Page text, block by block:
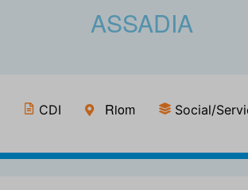
ASSADIA
CDI Riom Social/